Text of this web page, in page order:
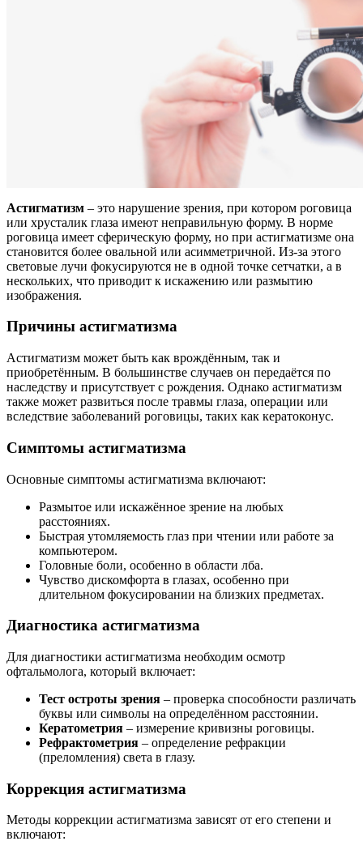
Астигматизм – это нарушение зрения, при котором роговица
или хрусталик глаза имеют неправильную форму. В норме
роговица имеет сферическую форму, но при астигматизме она
становится более овальной или асимметричной. Из-за этого
световые лучи фокусируются не в одной точке сетчатки, а в
нескольких, что приводит к искажению или размытию
изображения.
Причины астигматизма
Астигматизм может быть как врождённым, так и
приобретённым. В большинстве случаев он передаётся по
наследству и присутствует с рождения. Однако астигматизм
также может развиться после травмы глаза, операции или
вследствие заболеваний роговицы, таких как кератоконус.
Симптомы астигматизма
Основные симптомы астигматизма включают:
Размытое или искажённое зрение на любых
расстояниях.
Быстрая утомляемость глаз при чтении или работе за
компьютером.
Головные боли, особенно в области лба.
Чувство дискомфорта в глазах, особенно при
длительном фокусировании на близких предметах.
Диагностика астигматизма
Для диагностики астигматизма необходим осмотр
офтальмолога, который включает:
Тест остроты зрения – проверка способности различать
буквы или символы на определённом расстоянии.
Кератометрия – измерение кривизны роговицы.
Рефрактометрия – определение рефракции
(преломления) света в глазу.
Коррекция астигматизма
Методы коррекции астигматизма зависят от его степени и
включают: